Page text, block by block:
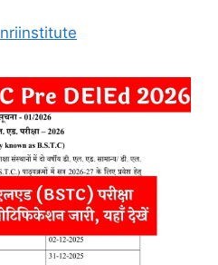
nriinstitute